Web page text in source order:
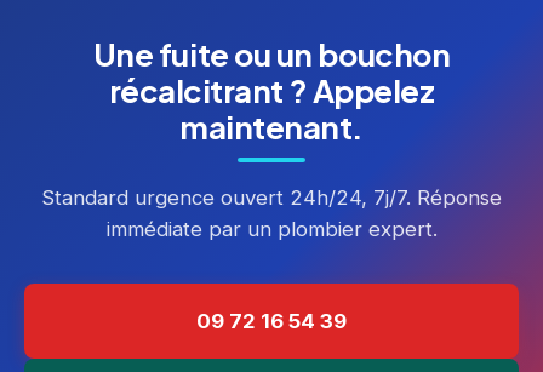
Une fuite ou un bouchon
récalcitrant ? Appelez
maintenant.
Standard urgence ouvert 24h/24, 7j/7. Réponse
immédiate par un plombier expert.
09 72 16 54 39